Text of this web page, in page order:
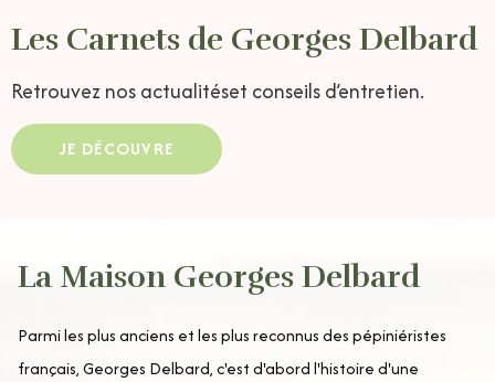
Les Carnets de Georges Delbard
Retrouvez nos actualitéset conseils d’entretien.
JE DÉCOUVRE
La Maison Georges Delbard
Parmi les plus anciens et les plus reconnus des pépiniéristes
français, Georges Delbard, c'est d'abord l'histoire d'une